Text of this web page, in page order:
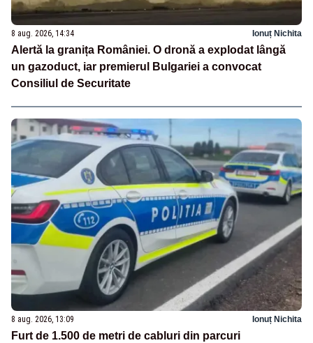
8 aug. 2026, 14:34 Ionuț Nichita
Alertă la granița României. O dronă a explodat lângă
un gazoduct, iar premierul Bulgariei a convocat
Consiliul de Securitate
8 aug. 2026, 13:09 Ionuț Nichita
Furt de 1.500 de metri de cabluri din parcuri